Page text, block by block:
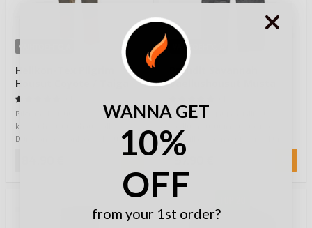
VAIHTOEHTOJA
Helikon-Tex Pilgrim
Housut Coyote / Taiga
Green
Pilgrim Housut ovat kestävät ja
kevyet housut vahattavalla
DuraCanvas -kankaalla. Housuissa
VAIHTOEHTOJA
Brandit Savannah
Vaellushousut Musta
Mukavan väljät ja asialliset
lahkeilla ovat nappivalinta kun
lähdetään …
57,90 €
WANNA GET
10%
OFF
from your 1st order?